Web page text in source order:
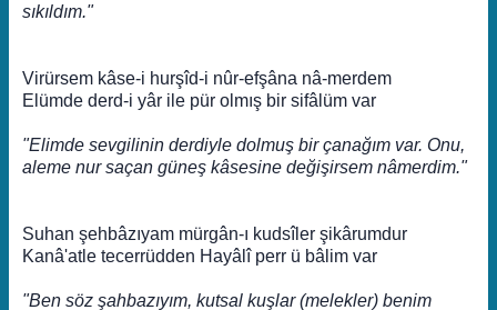
sıkıldım."
Virürsem kâse-i hurşîd-i nûr-efşâna nâ-merdem
Elümde derd-i yâr ile pür olmış bir sifâlüm var
"Elimde sevgilinin derdiyle dolmuş bir çanağım var. Onu,
aleme nur saçan güneş kâsesine değişirsem nâmerdim."
Suhan şehbâzıyam mürgân-ı kudsîler şikârumdur
Kanâ'atle tecerrüdden Hayâlî perr ü bâlim var
"Ben söz şahbazıyım, kutsal kuşlar (melekler) benim